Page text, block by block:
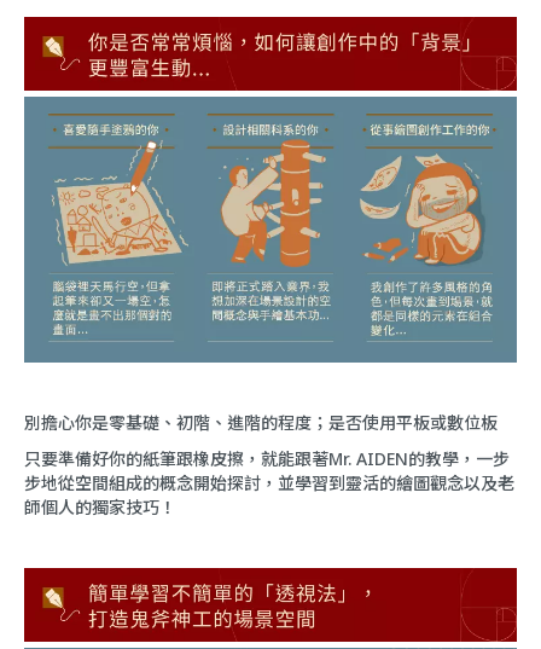
別擔心你是零基礎、初階、進階的程度；是否使用平板或數位板
只要準備好你的紙筆跟橡皮擦，就能跟著Mr. AIDEN的教學，一步
步地從空間組成的概念開始探討，並學習到靈活的繪圖觀念以及老
師個人的獨家技巧！